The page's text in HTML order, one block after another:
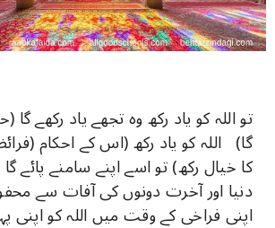
تو اللہ کو یاد رکھ وہ تجھے یاد رکھے
گا) اللہ کو یاد رکھ (اس کے احکام
کا خیال رکھ) تو اسے اپنے سامنے پائے
دنیا اور آخرت دونوں کی آفات سے
اپنی فراخی کے وقت میں اللہ کو اپنی